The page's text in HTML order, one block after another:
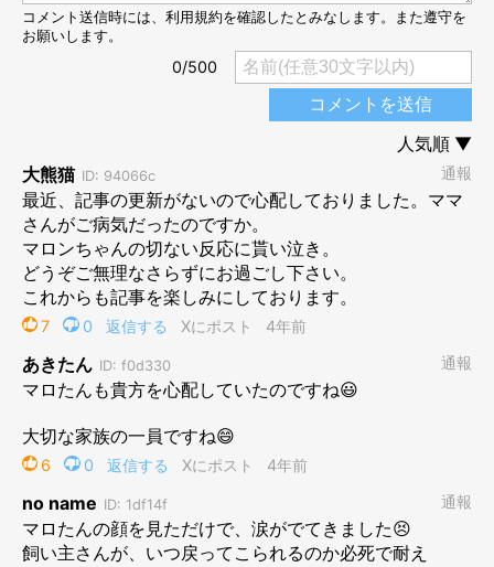
るには食事を食べられるようになることが大事と聞いたので、食
欲が無くてもマロたんに会いたい一心で残さず食べたのが良かっ
たのか、2〜3週間の入院予定が1週間で退院となり、リハビリの
必要もありませんでした。（もちろん先生方の治療や看護師さん
やその他のスタッフのみなさん、家族や友人の支えのおかげで
す）